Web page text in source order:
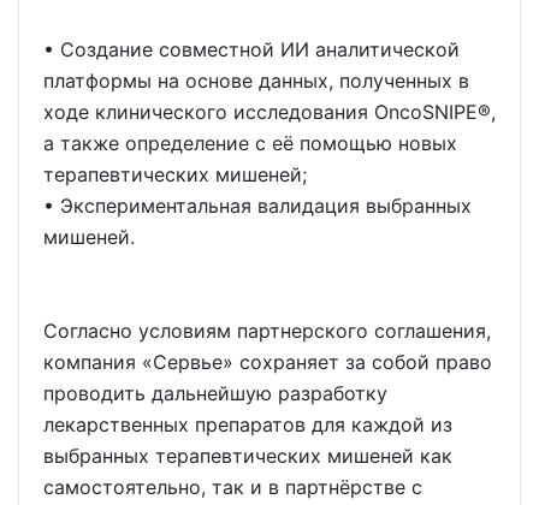
• Создание совместной ИИ аналитической
платформы на основе данных, полученных в
ходе клинического исследования OncoSNIPE®,
а также определение с её помощью новых
терапевтических мишеней;
• Экспериментальная валидация выбранных
мишеней.
Согласно условиям партнерского соглашения,
компания «Сервье» сохраняет за собой право
проводить дальнейшую разработку
лекарственных препаратов для каждой из
выбранных терапевтических мишеней как
самостоятельно, так и в партнёрстве с